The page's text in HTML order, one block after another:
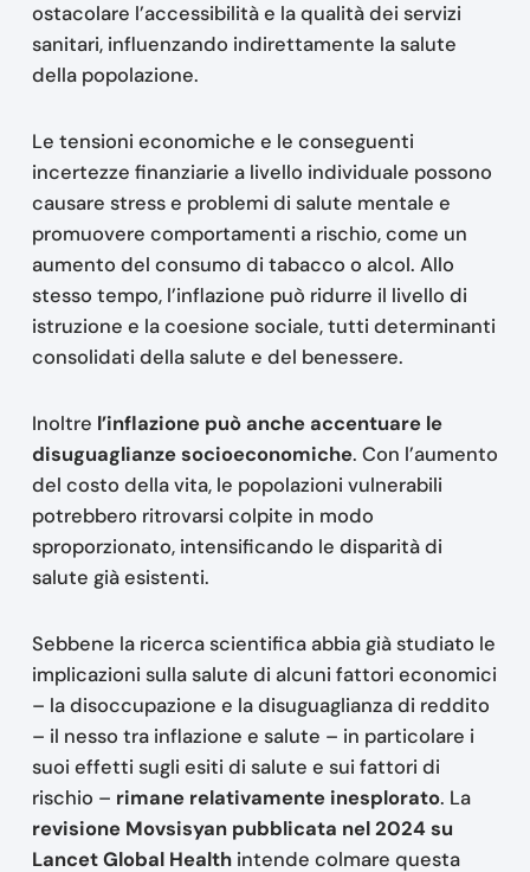
ostacolare l’accessibilità e la qualità dei servizi
sanitari, influenzando indirettamente la salute
della popolazione.
Le tensioni economiche e le conseguenti
incertezze finanziarie a livello individuale possono
causare stress e problemi di salute mentale e
promuovere comportamenti a rischio, come un
aumento del consumo di tabacco o alcol. Allo
stesso tempo, l’inflazione può ridurre il livello di
istruzione e la coesione sociale, tutti determinanti
consolidati della salute e del benessere.
Inoltre l’inflazione può anche accentuare le
disuguaglianze socioeconomiche. Con l’aumento
del costo della vita, le popolazioni vulnerabili
potrebbero ritrovarsi colpite in modo
sproporzionato, intensificando le disparità di
salute già esistenti.
Sebbene la ricerca scientifica abbia già studiato le
implicazioni sulla salute di alcuni fattori economici
– la disoccupazione e la disuguaglianza di reddito
– il nesso tra inflazione e salute – in particolare i
suoi effetti sugli esiti di salute e sui fattori di
rischio – rimane relativamente inesplorato. La
revisione Movsisyan pubblicata nel 2024 su
Lancet Global Healthintende colmare questa